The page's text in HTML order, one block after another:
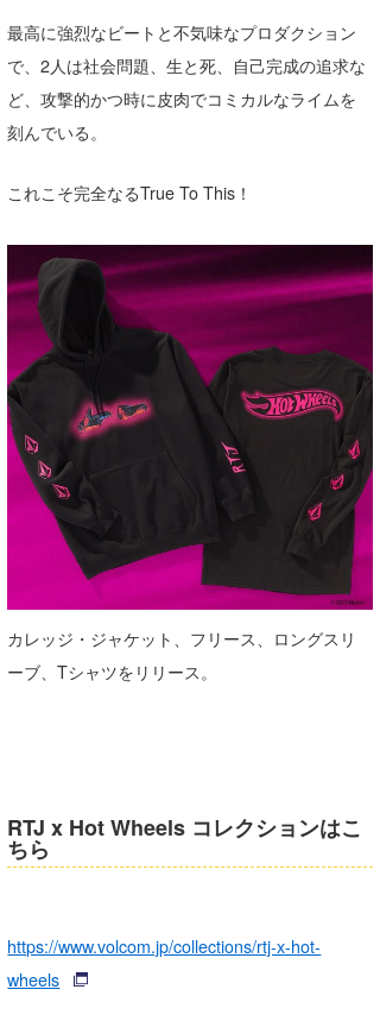
最高に強烈なビートと不気味なプロダクション
で、2人は社会問題、生と死、自己完成の追求な
ど、攻撃的かつ時に皮肉でコミカルなライムを
刻んでいる。
これこそ完全なるTrue To This！
カレッジ・ジャケット、フリース、ロングスリ
ーブ、Tシャツをリリース。
RTJ x Hot Wheels コレクションはこ
ちら
https://www.volcom.jp/collections/rtj-x-hot-
wheels
ハンマー
まっきー
三輪予報士
上條将美
唐澤予報士
SancheZ
ゴン
米山予報士
wanda
予報士 hiro.
banpaku
Mr.K